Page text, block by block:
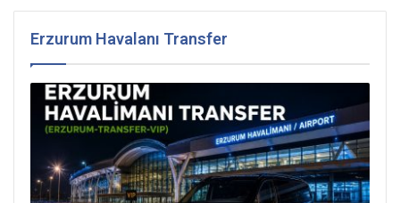
Erzurum Havalanı Transfer